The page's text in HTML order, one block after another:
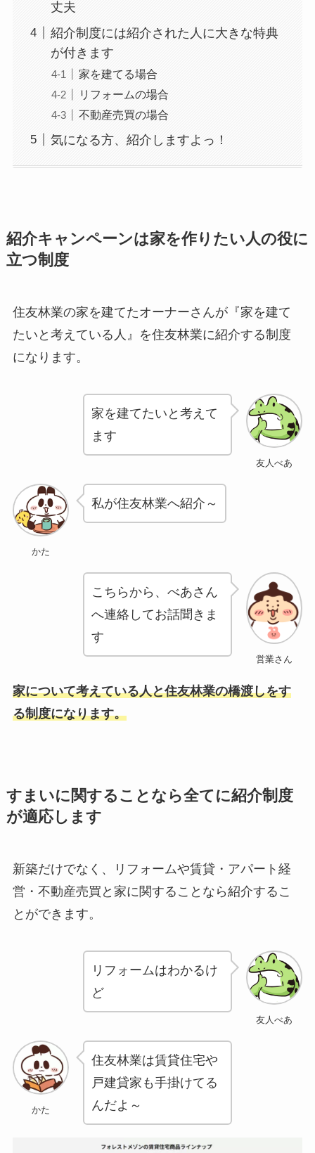
丈夫
紹介制度には紹介された人に大きな特典
が付きます
家を建てる場合
リフォームの場合
不動産売買の場合
気になる方、紹介しますよっ！
紹介キャンペーンは家を作りたい人の役に
立つ制度
住友林業の家を建てたオーナーさんが『家を建て
たいと考えている人』を住友林業に紹介する制度
になります。
友人べあ
家を建てたいと考えて
ます
かた
私が住友林業へ紹介～
営業さん
こちらから、べあさん
へ連絡してお話聞きま
す
家について考えている人と住友林業の橋渡しをす
る制度になります。
すまいに関することなら全てに紹介制度
が適応します
新築だけでなく、リフォームや賃貸・アパート経
営・不動産売買と家に関することなら紹介するこ
とができます。
友人べあ
リフォームはわかるけ
ど
かた
住友林業は賃貸住宅や
戸建貸家も手掛けてる
んだよ～